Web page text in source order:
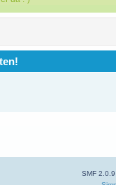
SMF 2.0.9